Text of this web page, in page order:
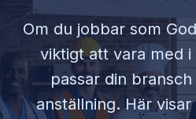
Om du jobbar som
viktigt att vara med i
passar din
anställning. Här